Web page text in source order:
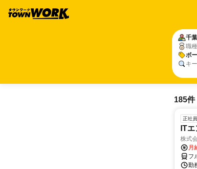
千
職
ボ
キ
185件
正社員
IT
株式
月
フ
勤